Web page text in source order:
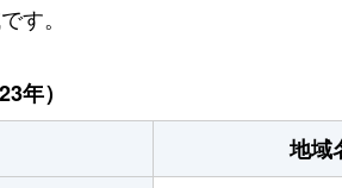
す。
年）
地域